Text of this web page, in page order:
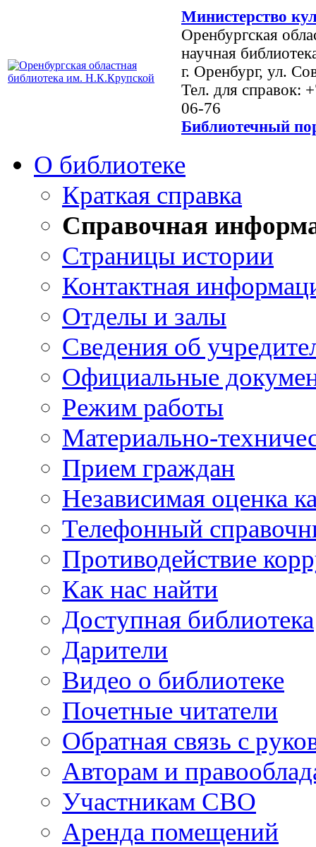
Министерство
Оренбургская
научная
г. Оренбург, ул.
Тел. для справок:
06-76
Библиотечный
О библиотеке
Краткая справка
Справочная
Страницы истории
Контактная
Отделы и залы
Сведения об
Официальные
Режим работы
Материально-
Прием граждан
Независимая оценка
Телефонный
Противодействие
Как нас найти
Доступная библиотека
Дарители
Видео о библиотеке
Почетные читатели
Обратная связь с
Авторам и
Участникам СВО
Аренда помещений